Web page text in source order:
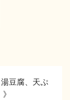
豆腐、天ぷ